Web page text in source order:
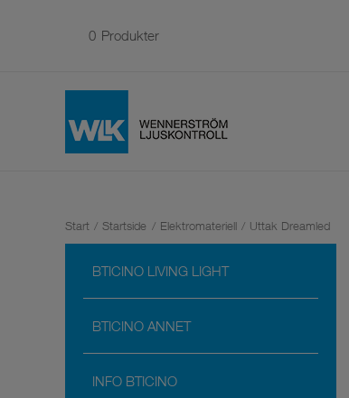
0 Produkter
BTICINO LIVING LIGHT
BTICINO ANNET
INFO BTICINO
Start / Startside / Elektromateriell / Uttak Dreamled